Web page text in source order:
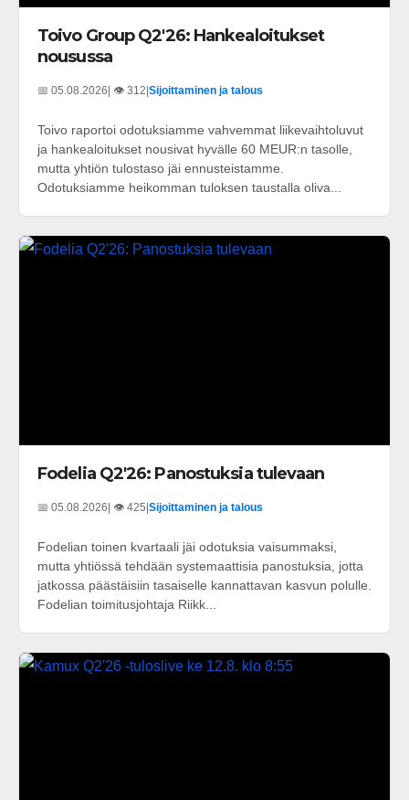
Toivo Group Q2'26: Hankealoitukset
nousussa
📅 05.08.2026 | 👁️ 312 Sijoittaminen ja talous
Toivo raportoi odotuksiamme vahvemmat liikevaihtoluvut
ja hankealoitukset nousivat hyvälle 60 MEUR:n tasolle,
mutta yhtiön tulostaso jäi ennusteistamme.
Odotuksiamme heikomman tuloksen taustalla oliva...
Fodelia Q2'26: Panostuksia tulevaan
📅 05.08.2026| 👁️ 425|Sijoittaminen ja talous
Fodelian toinen kvartaali jäi odotuksia vaisummaksi,
mutta yhtiössä tehdään systemaattisia panostuksia, jotta
jatkossa päästäisiin tasaiselle kannattavan kasvun polulle.
Fodelian toimitusjohtaja Riikk...